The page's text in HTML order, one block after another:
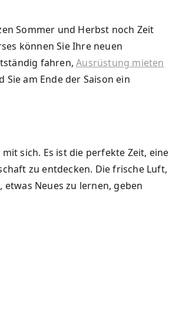
Sommer und Herbst noch Zeit
können Sie Ihre neuen
fahren,Ausrüstung mieten
am Ende der Saison ein
sich. Es ist die perfekte Zeit, eine
zu entdecken. Die frische Luft,
Neues zu lernen, geben